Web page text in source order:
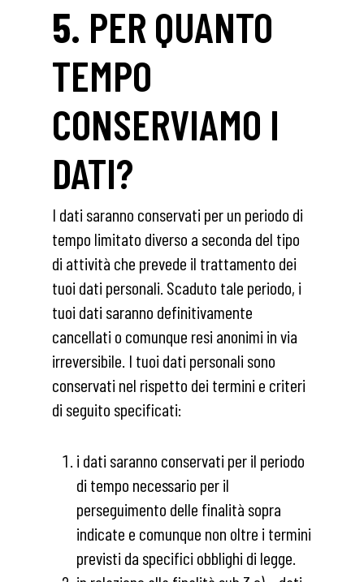
5. PER QUANTO
TEMPO
CONSERVIAMO I
DATI?
I dati saranno conservati per un periodo di
tempo limitato diverso a seconda del tipo
di attività che prevede il trattamento dei
tuoi dati personali. Scaduto tale periodo, i
tuoi dati saranno definitivamente
cancellati o comunque resi anonimi in via
irreversibile. I tuoi dati personali sono
conservati nel rispetto dei termini e criteri
di seguito specificati:
i dati saranno conservati per il periodo
di tempo necessario per il
perseguimento delle finalità sopra
indicate e comunque non oltre i termini
previsti da specifici obblighi di legge.